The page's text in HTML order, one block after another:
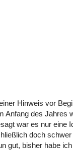
Hinweis vor
Anfang des Jahres
war es nur eine
doch
gut, bisher habe